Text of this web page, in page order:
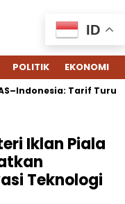
POLITIK EKONOMI
Tarif Turun,
Iklan Piala
Teknologi
ID